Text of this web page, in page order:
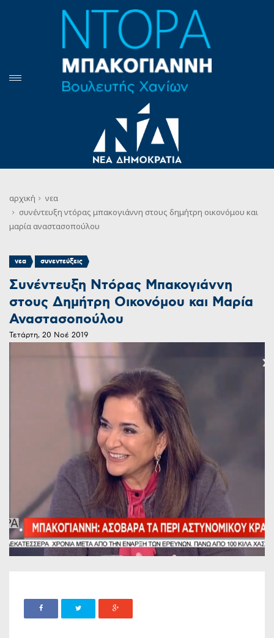
αρχική
νεα
συνέντευξη ντόρας μπακογιάννη στους δημήτρη οικονόμου και
μαρία αναστασοπούλου
νεα , συνεντεύξεις
Συνέντευξη Ντόρας Μπακογιάννη
στους Δημήτρη Οικονόμου και Μαρία
Αναστασοπούλου
Τετάρτη, 20 Νοέ 2019